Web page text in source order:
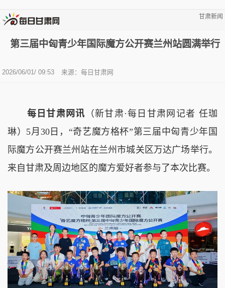
甘肃新闻
第三届中匈青少年国际魔方公开赛兰州站圆满举行
2026/06/01/ 09:53 来源： 每日甘肃网
每日甘肃网讯 （新甘肃·每日甘肃网记者 任珈
琳）5月30日，“奇艺魔方格杯”第三届中匈青少年国
际魔方公开赛兰州站在兰州市城关区万达广场举行。
来自甘肃及周边地区的魔方爱好者参与了本次比赛。